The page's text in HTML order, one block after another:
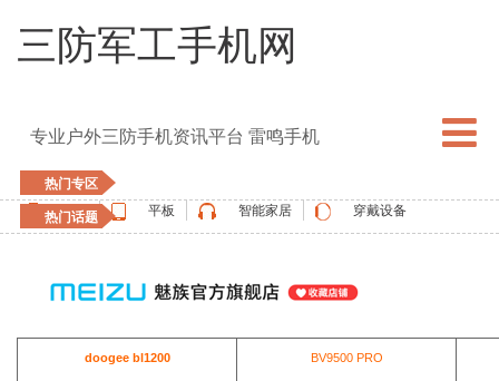
三防军工手机网
专业户外三防手机资讯平台 雷鸣手机
热门专区
手机
平板 智能家居 穿戴设备
热门话题
vernee
doogee bl1200 BV9500 PRO